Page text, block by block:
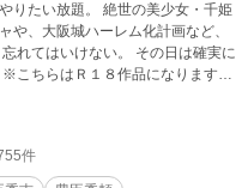
りたい放題。 絶世の美少女・千姫
や、大阪城ハーレム化計画など、
になろう」投稿中の全年齢対応版
が進んでおります。 苦手な方は
ます。 特に中国・韓国に思い入
い。
件